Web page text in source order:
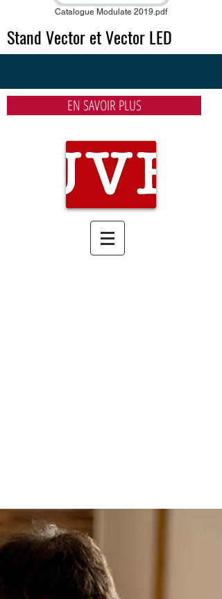
Catalogue Modulate 2019.pdf
Stand Vector et Vector LED
EN SAVOIR PLUS